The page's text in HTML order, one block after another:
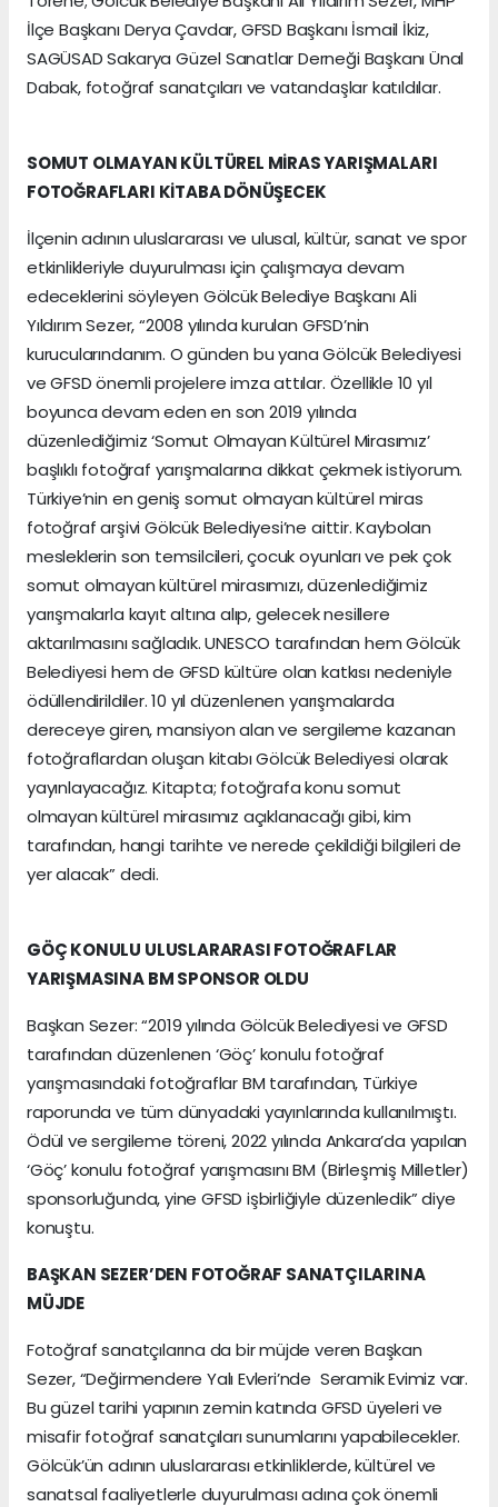
İlçe Başkanı Derya Çavdar, GFSD Başkanı İsmail İkiz,
SAGÜSAD Sakarya Güzel Sanatlar Derneği Başkanı Ünal
Dabak, fotoğraf sanatçıları ve vatandaşlar katıldılar.
SOMUT OLMAYAN KÜLTÜREL MİRAS YARIŞMALARI
FOTOĞRAFLARI KİTABA DÖNÜŞECEK
İlçenin adının uluslararası ve ulusal, kültür, sanat ve spor
etkinlikleriyle duyurulması için çalışmaya devam
edeceklerini söyleyen Gölcük Belediye Başkanı Ali
Yıldırım Sezer, “2008 yılında kurulan GFSD’nin
kurucularındanım. O günden bu yana Gölcük Belediyesi
ve GFSD önemli projelere imza attılar. Özellikle 10 yıl
boyunca devam eden en son 2019 yılında
düzenlediğimiz ‘Somut Olmayan Kültürel Mirasımız’
başlıklı fotoğraf yarışmalarına dikkat çekmek istiyorum.
Türkiye’nin en geniş somut olmayan kültürel miras
fotoğraf arşivi Gölcük Belediyesi’ne aittir. Kaybolan
mesleklerin son temsilcileri, çocuk oyunları ve pek çok
somut olmayan kültürel mirasımızı, düzenlediğimiz
yarışmalarla kayıt altına alıp, gelecek nesillere
aktarılmasını sağladık. UNESCO tarafından hem Gölcük
Belediyesi hem de GFSD kültüre olan katkısı nedeniyle
ödüllendirildiler. 10 yıl düzenlenen yarışmalarda
dereceye giren, mansiyon alan ve sergileme kazanan
fotoğraflardan oluşan kitabı Gölcük Belediyesi olarak
yayınlayacağız. Kitapta; fotoğrafa konu somut
olmayan kültürel mirasımız açıklanacağı gibi, kim
tarafından, hangi tarihte ve nerede çekildiği bilgileri de
yer alacak” dedi.
GÖÇ KONULU ULUSLARARASI FOTOĞRAFLAR
YARIŞMASINA BM SPONSOR OLDU
Başkan Sezer: “2019 yılında Gölcük Belediyesi ve GFSD
tarafından düzenlenen ‘Göç’ konulu fotoğraf
yarışmasındaki fotoğraflar BM tarafından, Türkiye
raporunda ve tüm dünyadaki yayınlarında kullanılmıştı.
Ödül ve sergileme töreni, 2022 yılında Ankara’da yapılan
‘Göç’ konulu fotoğraf yarışmasını BM (Birleşmiş Milletler)
sponsorluğunda, yine GFSD işbirliğiyle düzenledik” diye
konuştu.
BAŞKAN SEZER’DEN FOTOĞRAF SANATÇILARINA
MÜJDE
Fotoğraf sanatçılarına da bir müjde veren Başkan
Sezer, “Değirmendere Yalı Evleri’nde Seramik Evimiz var.
Bu güzel tarihi yapının zemin katında GFSD üyeleri ve
misafir fotoğraf sanatçıları sunumlarını yapabilecekler.
Gölcük’ün adının uluslararası etkinliklerde, kültürel ve
sanatsal faaliyetlerle duyurulması adına çok önemli